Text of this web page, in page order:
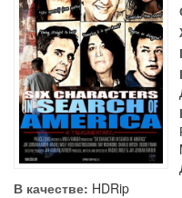
В качестве: HDRip